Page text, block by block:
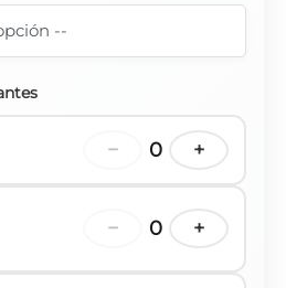
− 0 +
− 0 +